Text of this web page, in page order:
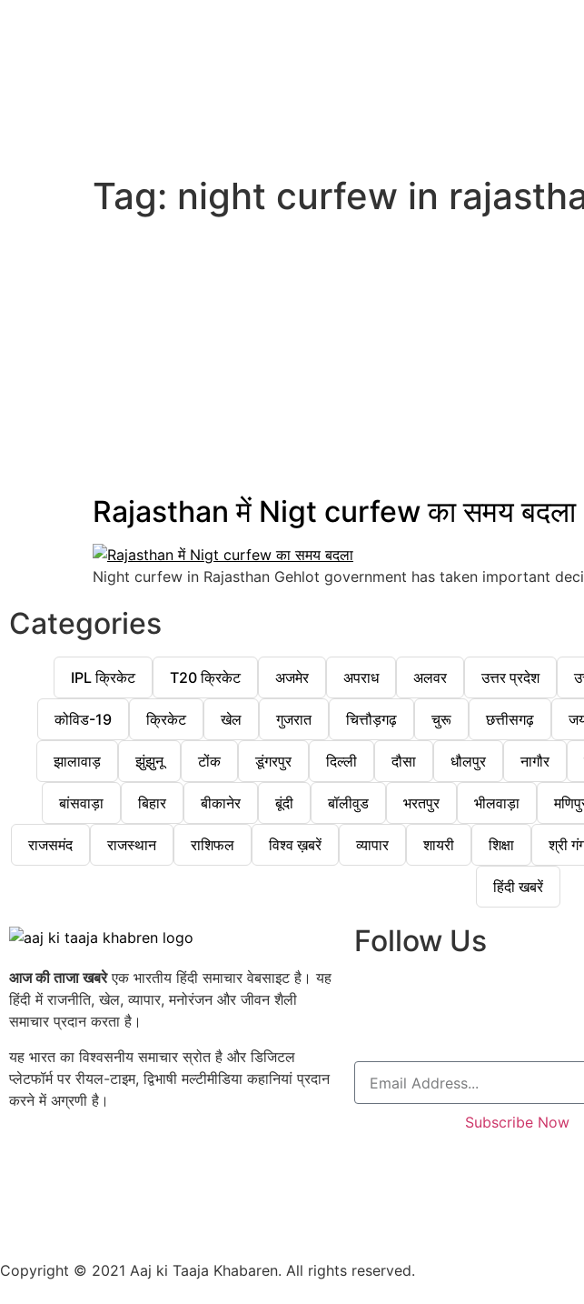
Tag: night curfew in
Rajasthan में Nigt curfew का समय बदला
Night curfew in Rajasthan Gehlot government has taken important
Categories
IPL क्रिकेट T20 क्रिकेट अजमेर अपराध अलवर उत्तर प्रदेश
कोविड-19 क्रिकेट खेल गुजरात चित्तौड़गढ़ चुरू छत्तीसगढ़
झालावाड़ झुंझुनू टोंक डूंगरपुर दिल्ली दौसा धौलपुर नागौर
बांसवाड़ा बिहार बीकानेर बूंदी बॉलीवुड भरतपुर भीलवाड़ा
राजसमंद राजस्थान राशिफल विश्व ख़बरें व्यापार शायरी शिक्षा श्री
हिंदी खबरें
आज की ताजा खबरेएक भारतीय हिंदी समाचार वेबसाइट है। यह
हिंदी में राजनीति, खेल, व्यापार, मनोरंजन और जीवन शैली
समाचार प्रदान करता है।
यह भारत का विश्वसनीय समाचार स्रोत है और डिजिटल
प्लेटफॉर्म पर रीयल-टाइम, द्विभाषी मल्टीमीडिया कहानियां प्रदान
करने में अग्रणी है।
Follow Us
Subscribe Now
Copyright © 2021 Aaj ki Taaja Khabaren. All rights reserved.